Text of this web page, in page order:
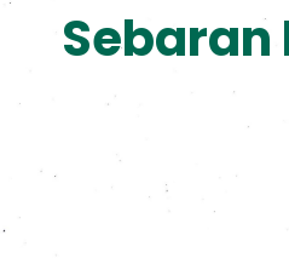
Sebaran